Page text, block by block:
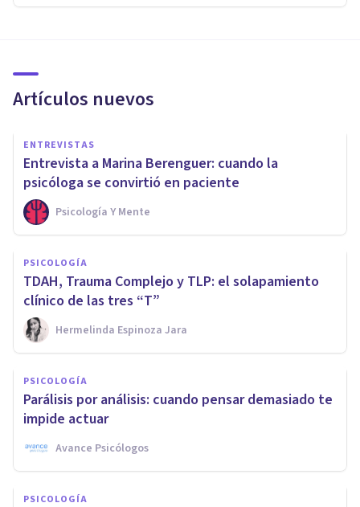
Artículos nuevos
ENTREVISTAS
Entrevista a Marina Berenguer: cuando la
psicóloga se convirtió en paciente
Psicología Y Mente
PSICOLOGÍA
TDAH, Trauma Complejo y TLP: el solapamiento
clínico de las tres “T”
Hermelinda Espinoza Jara
PSICOLOGÍA
Parálisis por análisis: cuando pensar demasiado te
impide actuar
Avance Psicólogos
PSICOLOGÍA